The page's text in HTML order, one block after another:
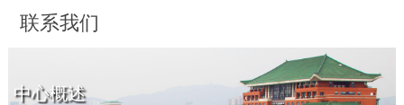
联系我们
中心概述